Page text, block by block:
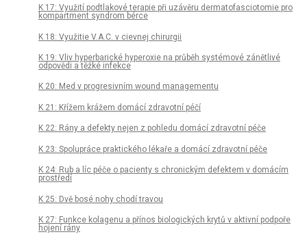
K 17: Využití podtlakové terapie při uzávěru dermatofasciotomie pro
kompartment syndrom bérce
K 18: Využitie V.A.C. v cievnej chirurgii
K 19: Vliv hyperbarické hyperoxie na průběh systémové zánětlivé
odpovědi a těžké infekce
K 20: Med v progresivním wound managementu
K 21: Křížem krážem domácí zdravotní péčí
K 22: Rány a defekty nejen z pohledu domácí zdravotní péče
K 23: Spolupráce praktického lékaře a domácí zdravotní péče
K 24: Rub a líc péče o pacienty s chronickým defektem v domácím
prostředí
K 25: Dvě bosé nohy chodí travou
K 27: Funkce kolagenu a přínos biologických krytů v aktivní podpoře
hojení rány